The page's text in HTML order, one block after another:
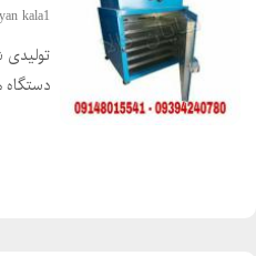
kala1
تولیدی
مشکل
می